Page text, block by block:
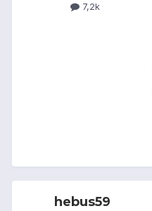
7,2k
hebus59